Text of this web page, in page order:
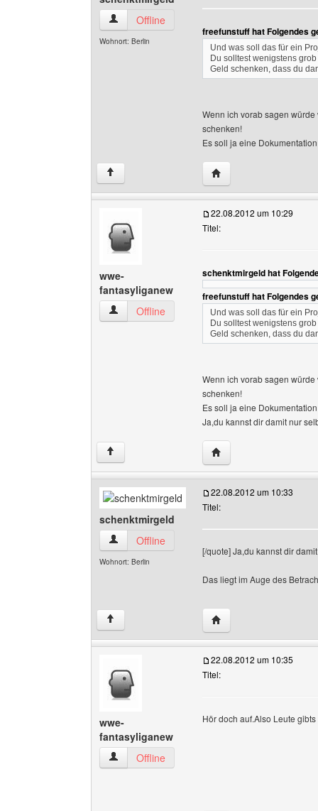
schenktmirgeld Benutzer-Profile anzeigen
Offline
Wohnort: Berlin
freefunstuff hat Folgendes
Und was soll das für ein
Du solltest wenigstens
Geld schenken, dass du
Wenn ich vorab sagen
schenken!
Es soll ja eine
↑ Website dieses
wwe-
fantasyliganew
wwe-fantasyliganew Benutzer-Profile anzeigen
Offline
22.08.2012 um 10:29
Titel:
schenktmirgeld hat
freefunstuff hat Folgendes
Und was soll das für ein
Du solltest wenigstens
Geld schenken, dass du
Wenn ich vorab sagen
schenken!
Es soll ja eine
Ja,du kannst dir damit nur
↑ Website dieses
schenktmirgeld
schenktmirgeld Benutzer-Profile anzeigen
Offline
Wohnort: Berlin
22.08.2012 um 10:33
Titel:
[/quote] Ja,du kannst dir
Das liegt im Auge des
↑ Website dieses
wwe-
fantasyliganew
wwe-fantasyliganew Benutzer-Profile anzeigen
Offline
22.08.2012 um 10:35
Titel:
Hör doch auf.Also Leute